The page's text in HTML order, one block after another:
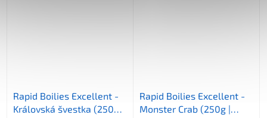
Rapid Boilies Excellent -
Královská švestka (250g |
Rapid Boilies Excellent -
Monster Crab (250g |